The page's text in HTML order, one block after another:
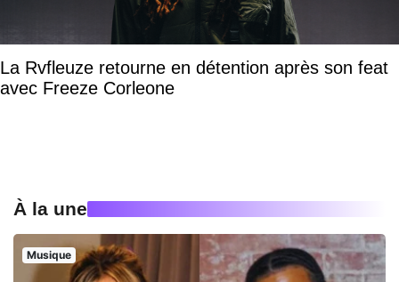
La Rvfleuze retourne en détention après son feat
avec Freeze Corleone
À la une
Musique